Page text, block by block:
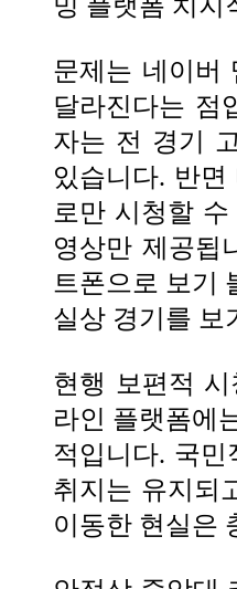
문제는 네이버
달라진다는 점
자는 전 경기
있습니다. 반면
로만 시청할
영상만 제공됩
트폰으로 보기
실상 경기를 보
현행 보편적
라인 플랫폼에
적입니다. 국
취지는 유지되
이동한 현실은